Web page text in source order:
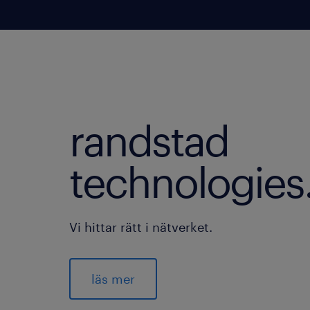
randstad
Vi hittar rätt i nätverket.
läs mer